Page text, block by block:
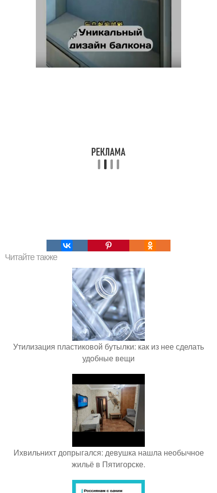
Читайте также
Утилизация пластиковой бутылки: как из нее сделать
удобные вещи
Ихвильнихт допрыгался: девушка нашла необычное
жильё в Пятигорске.